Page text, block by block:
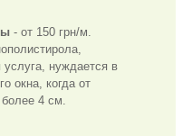
- от 150 грн/м.
нуждается в
окна, когда от
4 см.